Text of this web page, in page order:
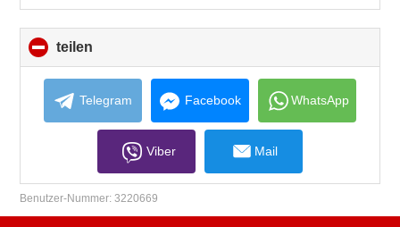
teilen
to
collapse
contents
Telegram Facebook WhatsApp
Viber Mail
Benutzer-Nummer:3220669